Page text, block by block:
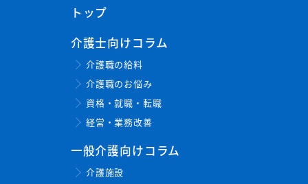
トップ
介護士向けコラム
介護職の給料
介護職のお悩み
資格・就職・転職
経営・業務改善
一般介護向けコラム
介護施設